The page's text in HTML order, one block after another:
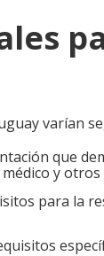
varían
que
y
para la